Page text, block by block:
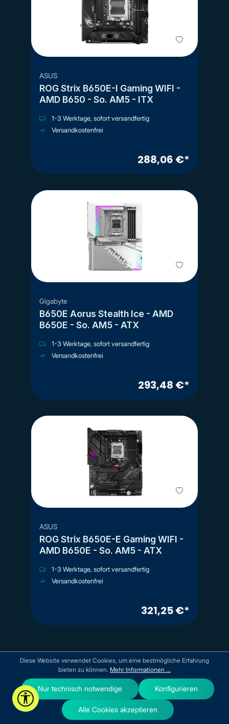
ASUS
ROG Strix B650E-I Gaming WIFI -
AMD B650 - So. AM5 - ITX
1-3 Werktage, sofort versandfertig
Versandkostenfrei
288,06 €*
Gigabyte
B650E Aorus Stealth Ice - AMD
B650E - So. AM5 - ATX
1-3 Werktage, sofort versandfertig
Versandkostenfrei
293,48 €*
ASUS
ROG Strix B650E-E Gaming WIFI -
AMD B650E - So. AM5 - ATX
1-3 Werktage, sofort versandfertig
Versandkostenfrei
321,25 €*
Service Hotline
Unsere kompetenten Mitarbeiter im Support kümmern sich
persönlich um dein Anliegen. Ob per Telefon, E-Mail oder über
unser Kontaktformular – ein lösungsorientierter Service liegt uns
Werkzeugleiste anzeigen
Diese Website verwendet Cookies, um eine bestmögliche Erfahrung
bieten zu können. Mehr Informationen ...
Nur technisch notwendige Konfigurieren
Alle Cookies akzeptieren